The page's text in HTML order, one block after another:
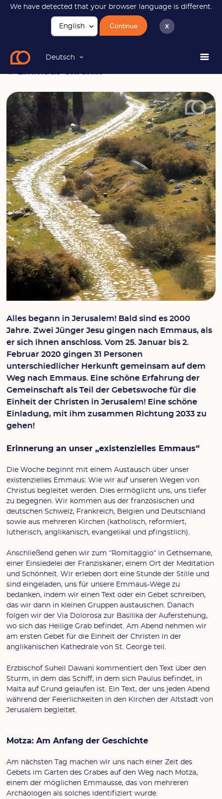
We have detected that your browser language is different.
Continue x
Deutsch
Emmaüs Chronik
Alles begann in Jerusalem! Bald sind es 2000
Jahre. Zwei Jünger Jesu gingen nach Emmaus, als
er sich ihnen anschloss. Vom 25. Januar bis 2.
Februar 2020 gingen 31 Personen
unterschiedlicher Herkunft gemeinsam auf dem
Weg nach Emmaus. Eine schöne Erfahrung der
Gemeinschaft als Teil der Gebetswoche für die
Einheit der Christen in Jerusalem! Eine schöne
Einladung, mit ihm zusammen Richtung 2033 zu
gehen!
Erinnerung an unser „existenzielles Emmaus“
Die Woche beginnt mit einem Austausch über unser
existenzielles Emmaus: Wie wir auf unseren Wegen von
Christus begleitet werden. Dies ermöglicht uns, uns tiefer
zu begegnen. Wir kommen aus der französischen und
deutschen Schweiz, Frankreich, Belgien und Deutschland
sowie aus mehreren Kirchen (katholisch, reformiert,
lutherisch, anglikanisch, evangelikal und pfingstlich).
Anschließend gehen wir zum “Romitaggio” in Gethsemane,
einer Einsiedelei der Franziskaner, einem Ort der Meditation
und Schönheit. Wir erleben dort eine Stunde der Stille und
sind eingeladen, uns für unsere Emmaus-Wege zu
bedanken, indem wir einen Text oder ein Gebet schreiben,
das wir dann in kleinen Gruppen austauschen. Danach
folgen wir der Via Dolorosa zur Basilika der Auferstehung,
wo sich das Heilige Grab befindet. Am Abend nehmen wir
am ersten Gebet für die Einheit der Christen in der
anglikanischen Kathedrale von St. George teil.
Erzbischof Suheil Dawani kommentiert den Text über den
Sturm, in dem das Schiff, in dem sich Paulus befindet, in
Malta auf Grund gelaufen ist. Ein Text, der uns jeden Abend
während der Feierlichkeiten in den Kirchen der Altstadt von
Jerusalem begleitet.
Motza: Am Anfang der Geschichte
Am nächsten Tag machen wir uns nach einer Zeit des
Gebets im Garten des Grabes auf den Weg nach Motza,
einem der möglichen Emmausse, das von mehreren
Archäologen als solches identifiziert wurde.